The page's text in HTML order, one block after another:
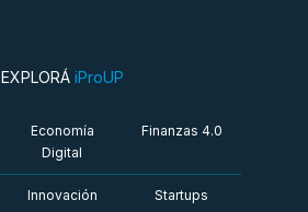
EXPLORÁ iProUP
Economía
Digital
Finanzas 4.0
Innovación Startups